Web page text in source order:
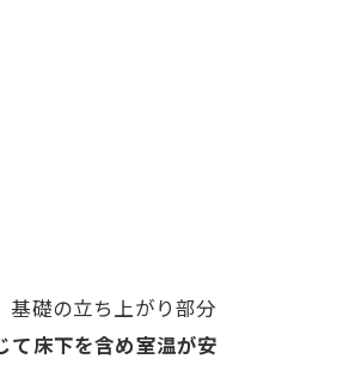
基礎の立ち上がり部分
て床下を含め室温が安